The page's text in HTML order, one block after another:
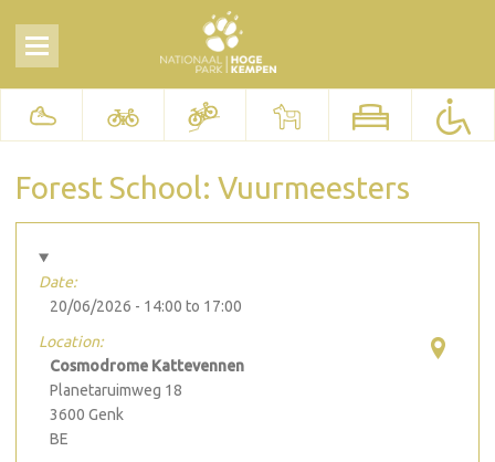
Forest School: Vuurmeesters
Date:
20/06/2026 - 14:00 to 17:00
Location:
Cosmodrome Kattevennen
Planetaruimweg 18
3600 Genk
BE